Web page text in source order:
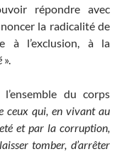
répondre avec
la radicalité de
à l’exclusion, à la
».
du corps
ceux qui, en vivant au
et par la corruption,
tomber, d’arrêter